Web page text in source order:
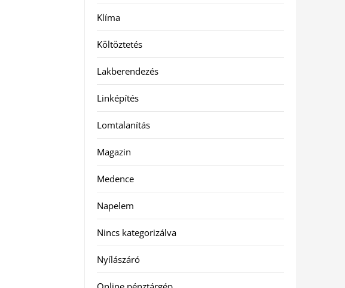
Klíma
Költöztetés
Lakberendezés
Linképítés
Lomtalanítás
Magazin
Medence
Napelem
Nincs kategorizálva
Nyílászáró